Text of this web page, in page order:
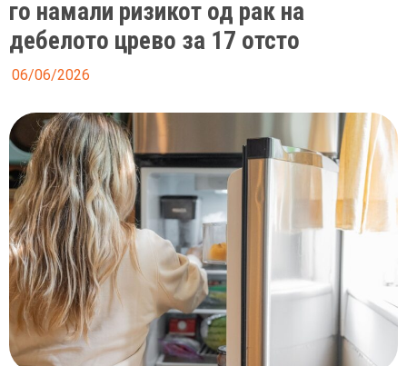
го намали ризикот од рак на
дебелото црево за 17 отсто
06/06/2026